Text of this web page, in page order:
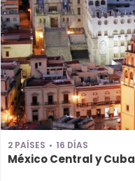
2 PAÍSES 16 DÍAS
México Central y Cuba